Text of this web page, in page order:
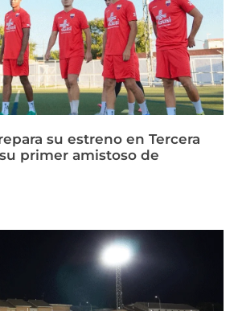
su estreno en Tercera
primer amistoso de